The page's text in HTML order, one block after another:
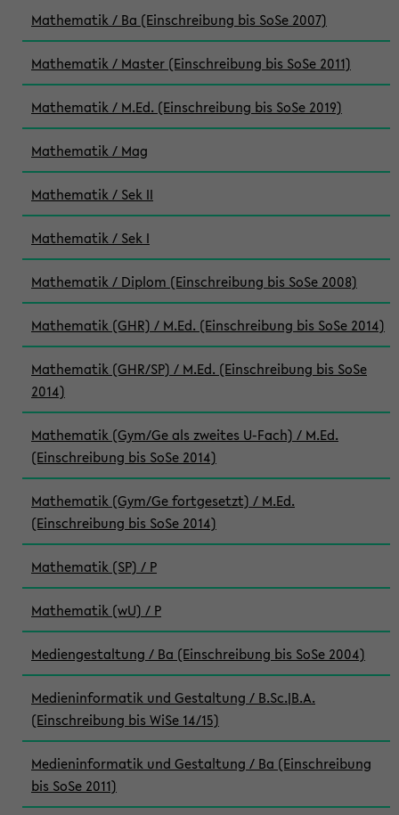
Mathematik / Ba (Einschreibung bis SoSe 2007)
Mathematik / Master (Einschreibung bis SoSe 2011)
Mathematik / M.Ed. (Einschreibung bis SoSe 2019)
Mathematik / Mag
Mathematik / Sek II
Mathematik / Sek I
Mathematik / Diplom (Einschreibung bis SoSe 2008)
Mathematik (GHR) / M.Ed. (Einschreibung bis SoSe 2014)
Mathematik (GHR/SP) / M.Ed. (Einschreibung bis SoSe
2014)
Mathematik (Gym/Ge als zweites U-Fach) / M.Ed.
(Einschreibung bis SoSe 2014)
Mathematik (Gym/Ge fortgesetzt) / M.Ed.
(Einschreibung bis SoSe 2014)
Mathematik (SP) / P
Mathematik (wU) / P
Mediengestaltung / Ba (Einschreibung bis SoSe 2004)
Medieninformatik und Gestaltung / B.Sc.|B.A.
(Einschreibung bis WiSe 14/15)
Medieninformatik und Gestaltung / Ba (Einschreibung
bis SoSe 2011)